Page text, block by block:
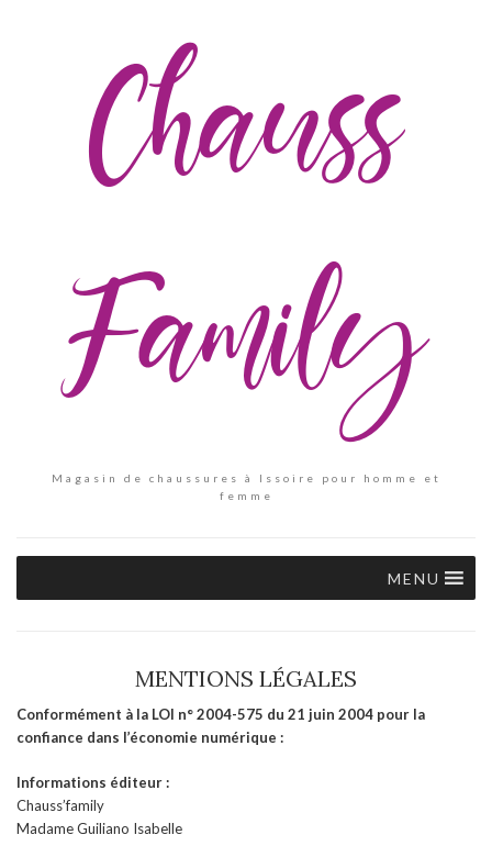
Chauss
Family
Magasin de chaussures à Issoire pour homme et
femme
MENU
MENTIONS LÉGALES
Conformément à la LOI n° 2004-575 du 21 juin 2004 pour la
confiance dans l’économie numérique :
Informations éditeur :
Chauss’family
Madame Guiliano Isabelle